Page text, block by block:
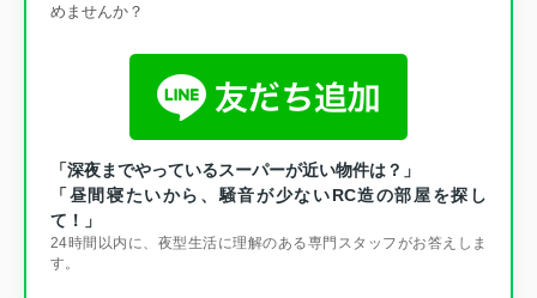
めませんか？
「深夜までやっているスーパーが近い物件は？」
「昼間寝たいから、騒音が少ないRC造の部屋を探し
て！」
24時間以内に、夜型生活に理解のある専門スタッフがお答えしま
す。